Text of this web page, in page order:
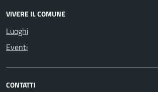
VIVERE IL COMUNE
Luoghi
Eventi
CONTATTI